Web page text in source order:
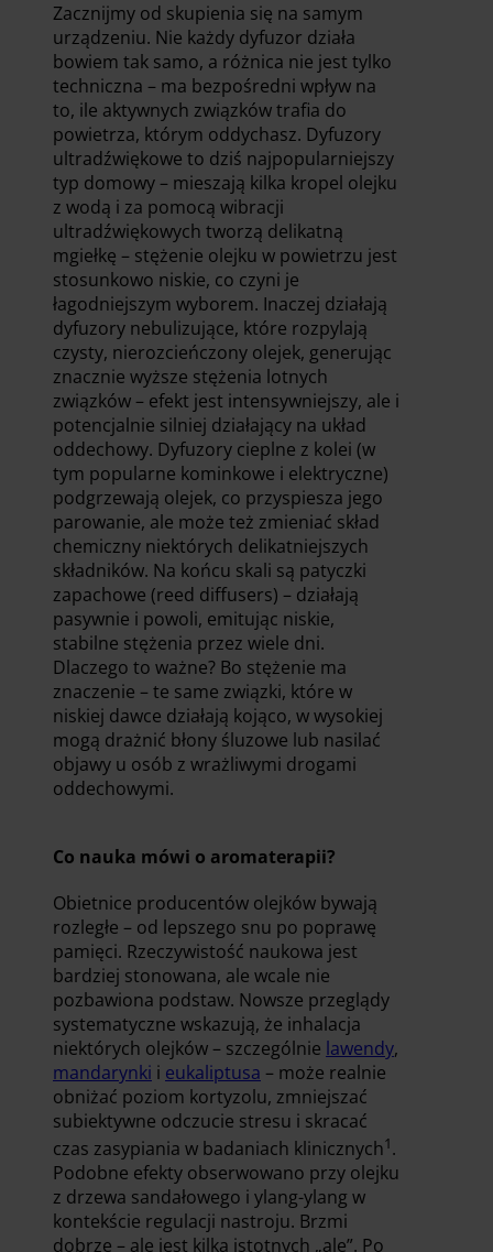
Zacznijmy od skupienia się na samym
urządzeniu. Nie każdy dyfuzor działa
bowiem tak samo, a różnica nie jest tylko
techniczna – ma bezpośredni wpływ na
to, ile aktywnych związków trafia do
powietrza, którym oddychasz. Dyfuzory
ultradźwiękowe to dziś najpopularniejszy
typ domowy – mieszają kilka kropel olejku
z wodą i za pomocą wibracji
ultradźwiękowych tworzą delikatną
mgiełkę – stężenie olejku w powietrzu jest
stosunkowo niskie, co czyni je
łagodniejszym wyborem. Inaczej działają
dyfuzory nebulizujące, które rozpylają
czysty, nierozcieńczony olejek, generując
znacznie wyższe stężenia lotnych
związków – efekt jest intensywniejszy, ale i
potencjalnie silniej działający na układ
oddechowy. Dyfuzory cieplne z kolei (w
tym popularne kominkowe i elektryczne)
podgrzewają olejek, co przyspiesza jego
parowanie, ale może też zmieniać skład
chemiczny niektórych delikatniejszych
składników. Na końcu skali są patyczki
zapachowe (reed diffusers) – działają
pasywnie i powoli, emitując niskie,
stabilne stężenia przez wiele dni.
Dlaczego to ważne? Bo stężenie ma
znaczenie – te same związki, które w
niskiej dawce działają kojąco, w wysokiej
mogą drażnić błony śluzowe lub nasilać
objawy u osób z wrażliwymi drogami
oddechowymi.
Co nauka mówi o aromaterapii?
Obietnice producentów olejków bywają
rozległe – od lepszego snu po poprawę
pamięci. Rzeczywistość naukowa jest
bardziej stonowana, ale wcale nie
pozbawiona podstaw. Nowsze przeglądy
systematyczne wskazują, że inhalacja
niektórych olejków – szczególnie lawendy,
mandarynki i eukaliptusa – może realnie
obniżać poziom kortyzolu, zmniejszać
subiektywne odczucie stresu i skracać
czas zasypiania w badaniach klinicznych1.
Podobne efekty obserwowano przy olejku
z drzewa sandałowego i ylang-ylang w
kontekście regulacji nastroju. Brzmi
dobrze – ale jest kilka istotnych „ale”. Po